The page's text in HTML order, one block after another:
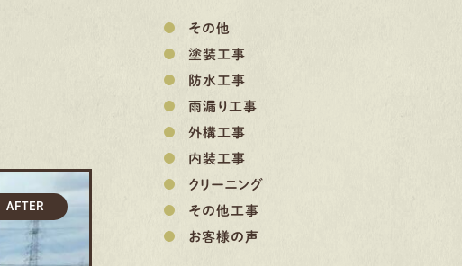
その他
塗装工事
防水工事
雨漏り工事
外構工事
内装工事
クリーニング
その他工事
お客様の声